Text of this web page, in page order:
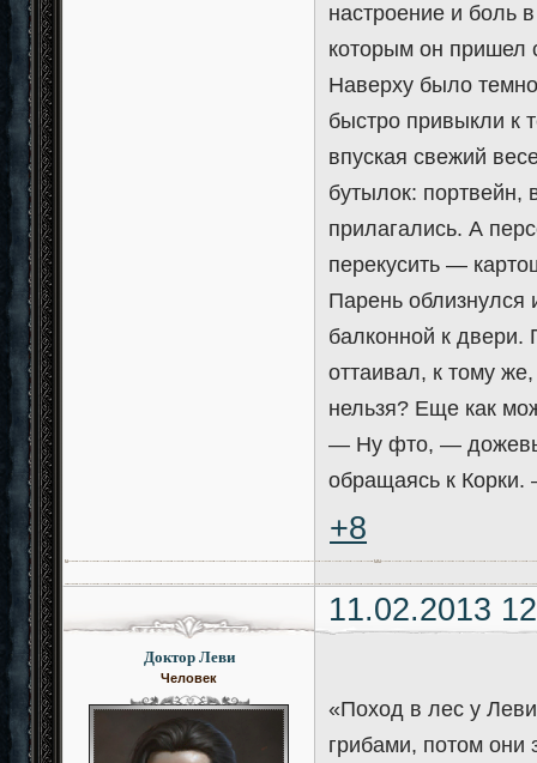
настроение и боль
которым он пришел
Наверху было
быстро привыкли к
впуская свежий
бутылок:
прилагались. А
перекусить —
Парень облизнулся
балконной к двери.
оттаивал, к тому
нельзя? Еще как
— Ну фто, —
обращаясь к
+8
11.02.2013
Доктор Леви
Человек
«Поход в лес у
грибами, потом они